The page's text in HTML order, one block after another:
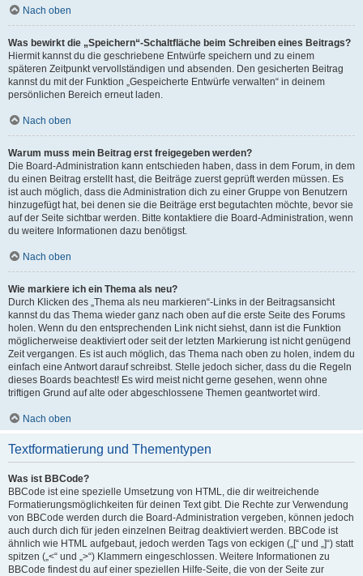
Nach oben
Was bewirkt die „Speichern“-Schaltfläche beim Schreiben eines Beitrags?
Hiermit kannst du die geschriebene Entwürfe speichern und zu einem
späteren Zeitpunkt vervollständigen und absenden. Den gesicherten Beitrag
kannst du mit der Funktion „Gespeicherte Entwürfe verwalten“ in deinem
persönlichen Bereich erneut laden.
Nach oben
Warum muss mein Beitrag erst freigegeben werden?
Die Board-Administration kann entschieden haben, dass in dem Forum, in dem
du einen Beitrag erstellt hast, die Beiträge zuerst geprüft werden müssen. Es
ist auch möglich, dass die Administration dich zu einer Gruppe von Benutzern
hinzugefügt hat, bei denen sie die Beiträge erst begutachten möchte, bevor sie
auf der Seite sichtbar werden. Bitte kontaktiere die Board-Administration, wenn
du weitere Informationen dazu benötigst.
Nach oben
Wie markiere ich ein Thema als neu?
Durch Klicken des „Thema als neu markieren“-Links in der Beitragsansicht
kannst du das Thema wieder ganz nach oben auf die erste Seite des Forums
holen. Wenn du den entsprechenden Link nicht siehst, dann ist die Funktion
möglicherweise deaktiviert oder seit der letzten Markierung ist nicht genügend
Zeit vergangen. Es ist auch möglich, das Thema nach oben zu holen, indem du
einfach eine Antwort darauf schreibst. Stelle jedoch sicher, dass du die Regeln
dieses Boards beachtest! Es wird meist nicht gerne gesehen, wenn ohne
triftigen Grund auf alte oder abgeschlossene Themen geantwortet wird.
Nach oben
Textformatierung und Thementypen
Was ist BBCode?
BBCode ist eine spezielle Umsetzung von HTML, die dir weitreichende
Formatierungsmöglichkeiten für deinen Text gibt. Die Rechte zur Verwendung
von BBCode werden durch die Board-Administration vergeben, können jedoch
auch durch dich für jeden einzelnen Beitrag deaktiviert werden. BBCode ist
ähnlich wie HTML aufgebaut, jedoch werden Tags von eckigen („[“ und „]“) statt
spitzen („<“ und „>“) Klammern eingeschlossen. Weitere Informationen zu
BBCode findest du auf einer speziellen Hilfe-Seite, die von der Seite zur